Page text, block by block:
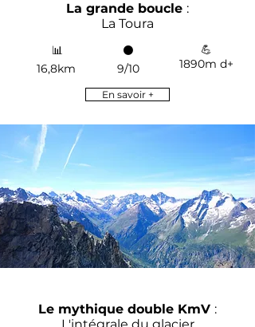
La grande boucle :
La Toura
📊
16,8km
⚫
9/10
💪
1890m d+
En savoir +
Le mythique double KmV :